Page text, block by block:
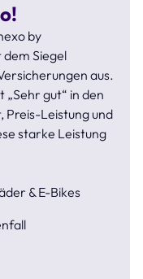
by
dem Siegel
aus.
gut“ in den
Preis-Leistung und
starke Leistung
& E-Bikes